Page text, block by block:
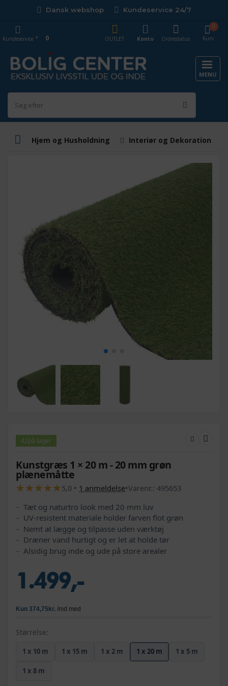
Dansk webshop Kundeservice 24/7
Kurv
0
OUTLET
Konto Ordrestatus
Kundeservice 0
MENU
Hjem og Husholdning Interiør og Dekoration
42på lager
Kunstgræs 1 × 20 m - 20 mm grøn
plænemåtte
★
★★
★★
★★
★★
★5,0 • 1 anmeldelse•Varenr.: 495653
Tæt og naturtro look med 20 mm luv
UV-resistent materiale holder farven flot grøn
Nemt at lægge og tilpasse uden værktøj
Dræner vand hurtigt og er let at holde tør
Alsidig brug inde og ude på store arealer
1.499,-
Størrelse:
1 x 10 m 1 x 15 m 1 x 2 m 1 x 20 m 1 x 5 m
1 x 8 m